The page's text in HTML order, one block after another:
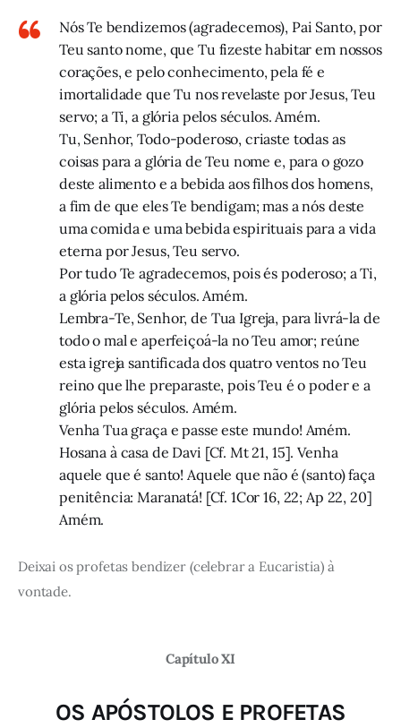
Nós Te bendizemos (agradecemos), Pai Santo, por
Teu santo nome, que Tu fizeste habitar em nossos
corações, e pelo conhecimento, pela fé e
imortalidade que Tu nos revelaste por Jesus, Teu
servo; a Ti, a glória pelos séculos. Amém.
Tu, Senhor, Todo-poderoso, criaste todas as
coisas para a glória de Teu nome e, para o gozo
deste alimento e a bebida aos filhos dos homens,
a fim de que eles Te bendigam; mas a nós deste
uma comida e uma bebida espirituais para a vida
eterna por Jesus, Teu servo.
Por tudo Te agradecemos, pois és poderoso; a Ti,
a glória pelos séculos. Amém.
Lembra-Te, Senhor, de Tua Igreja, para livrá-la de
todo o mal e aperfeiçoá-la no Teu amor; reúne
esta igreja santificada dos quatro ventos no Teu
reino que lhe preparaste, pois Teu é o poder e a
glória pelos séculos. Amém.
Venha Tua graça e passe este mundo! Amém.
Hosana à casa de Davi [Cf. Mt 21, 15]. Venha
aquele que é santo! Aquele que não é (santo) faça
penitência: Maranatá! [Cf. 1Cor 16, 22; Ap 22, 20]
Amém.
Deixai os profetas bendizer (celebrar a Eucaristia) à
vontade.
Capítulo XI
OS APÓSTOLOS E PROFETAS